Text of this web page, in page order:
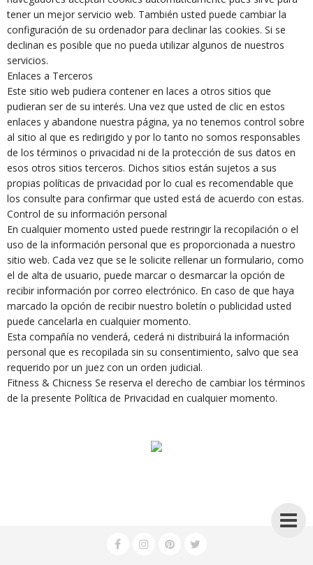
tener un mejor servicio web. También usted puede cambiar la
configuración de su ordenador para declinar las cookies. Si se
declinan es posible que no pueda utilizar algunos de nuestros
servicios.
Enlaces a Terceros
Este sitio web pudiera contener en laces a otros sitios que
pudieran ser de su interés. Una vez que usted de clic en estos
enlaces y abandone nuestra página, ya no tenemos control sobre
al sitio al que es redirigido y por lo tanto no somos responsables
de los términos o privacidad ni de la protección de sus datos en
esos otros sitios terceros. Dichos sitios están sujetos a sus
propias políticas de privacidad por lo cual es recomendable que
los consulte para confirmar que usted está de acuerdo con estas.
Control de su información personal
En cualquier momento usted puede restringir la recopilación o el
uso de la información personal que es proporcionada a nuestro
sitio web. Cada vez que se le solicite rellenar un formulario, como
el de alta de usuario, puede marcar o desmarcar la opción de
recibir información por correo electrónico. En caso de que haya
marcado la opción de recibir nuestro boletín o publicidad usted
puede cancelarla en cualquier momento.
Esta compañía no venderá, cederá ni distribuirá la información
personal que es recopilada sin su consentimiento, salvo que sea
requerido por un juez con un orden judicial.
Fitness & Chicness Se reserva el derecho de cambiar los términos
de la presente Política de Privacidad en cualquier momento.